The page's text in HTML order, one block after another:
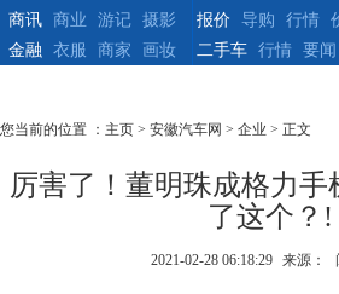
商讯
商业 游记
摄影
金融
衣服 商家 画妆
报价 导购 行情
二手车
行情 要闻
您当前的位置 ： 主页 > 安徽汽车网 > 企业 > 正文
厉害了！董明珠成格力手
了这个？!
2021-02-28 06:18:29 来源：